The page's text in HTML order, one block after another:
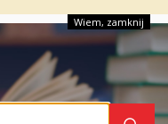
Wiem, zamknij